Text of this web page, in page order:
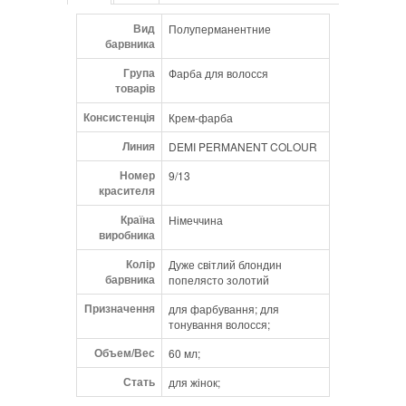
Вид
барвника
Полуперманентние
Група
товарів
Фарба для волосся
Консистенція Крем-фарба
Линия DEMI PERMANENT COLOUR
Номер
красителя
9/13
Країна
виробника
Німеччина
Колір
барвника
Дуже світлий блондин
попелясто золотий
Призначення
для фарбування; для
тонування волосся;
Объем/Вес 60 мл;
Стать для жінок;